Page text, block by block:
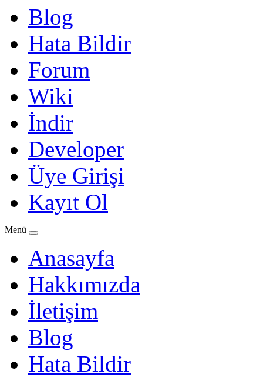
Blog
Hata Bildir
Forum
Wiki
İndir
Developer
Üye Girişi
Kayıt Ol
Menü
Anasayfa
Hakkımızda
İletişim
Blog
Hata Bildir